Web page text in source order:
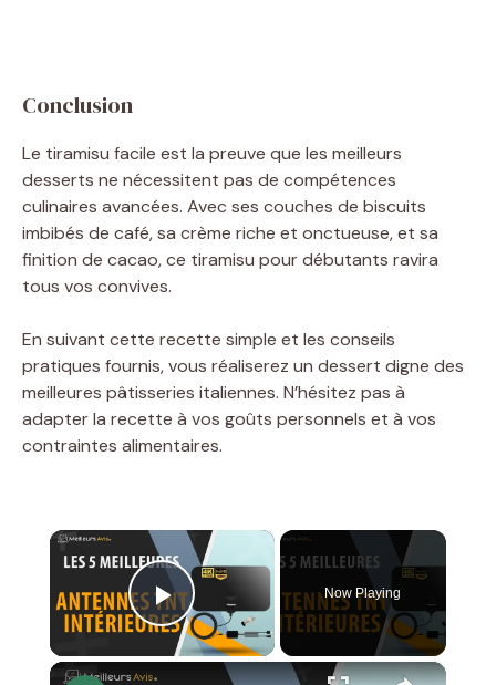
Conclusion
Le tiramisu facile est la preuve que les meilleurs
desserts ne nécessitent pas de compétences
culinaires avancées. Avec ses couches de biscuits
imbibés de café, sa crème riche et onctueuse, et sa
finition de cacao, ce tiramisu pour débutants ravira
tous vos convives.
En suivant cette recette simple et les conseils
pratiques fournis, vous réaliserez un dessert digne des
meilleures pâtisseries italiennes. N’hésitez pas à
adapter la recette à vos goûts personnels et à vos
contraintes alimentaires.
×
Play Video
Now Playing
×